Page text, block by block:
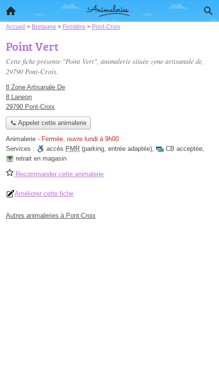
Accueil > Bretagne > Finistère > Pont-Croix
Point Vert
Cette fiche présente "Point Vert", animalerie située zone artisanale de,
29790 Pont-Croix.
8 Zone Artisanale De
8 Laneon
29790 Pont-Croix
📞 Appeler cette animalerie
Animalerie - Fermée, ouvre lundi à 9h00
Services :
accès PMR (parking, entrée adaptée), CB acceptée,
retrait en magasin
Recommander cette animalerie
Améliorer cette fiche
Autres animaleries à Pont-Croix